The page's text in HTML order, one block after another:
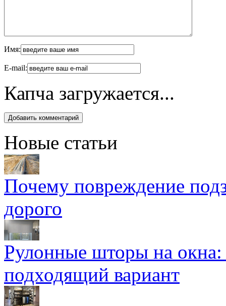
Имя:
E-mail:
Капча загружается...
Новые статьи
Почему повреждение
дорого
Рулонные шторы на
подходящий вариант